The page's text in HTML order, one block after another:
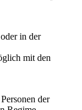
in der
mit den
der